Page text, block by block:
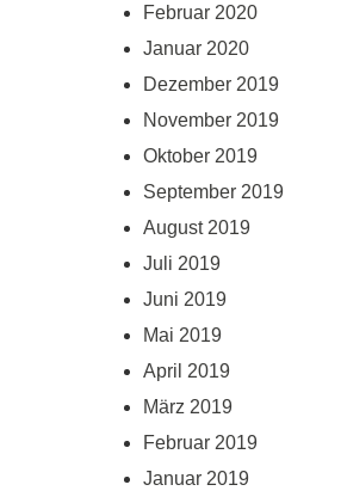
Februar 2020
Januar 2020
Dezember 2019
November 2019
Oktober 2019
September 2019
August 2019
Juli 2019
Juni 2019
Mai 2019
April 2019
März 2019
Februar 2019
Januar 2019